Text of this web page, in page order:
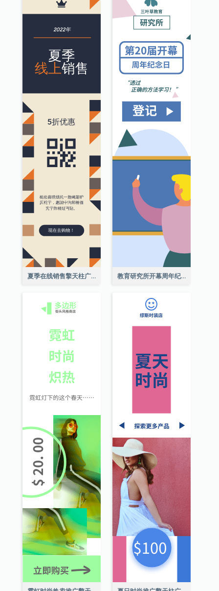
夏季在线销售擎天柱广告 教育研究所开幕周年纪念日擎天柱廣告